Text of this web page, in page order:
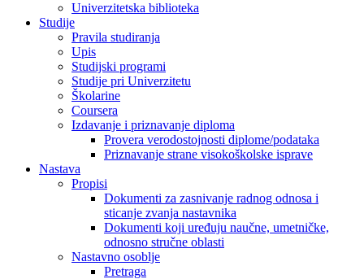
Univerzitetska biblioteka
Studije
Pravila studiranja
Upis
Studijski programi
Studije pri Univerzitetu
Školarine
Coursera
Izdavanje i priznavanje diploma
Provera verodostojnosti diplome/podataka
Priznavanje strane visokoškolske isprave
Nastava
Propisi
Dokumenti za zasnivanje radnog odnosa i
sticanje zvanja nastavnika
Dokumenti koji uređuju naučne, umetničke,
odnosno stručne oblasti
Nastavno osoblje
Pretraga